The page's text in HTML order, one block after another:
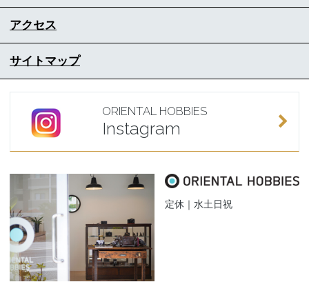
アクセス
サイトマップ
ORIENTAL HOBBIES
Instagram
定休｜水土日祝